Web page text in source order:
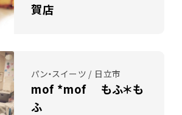
賀店
パン・スイーツ / 日立市
mof *mof もふ＊も
ふ